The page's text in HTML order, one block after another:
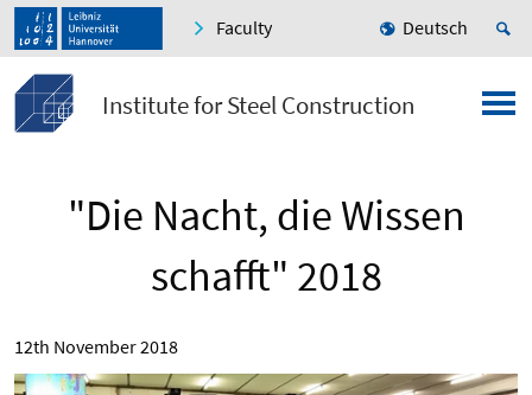
Faculty Deutsch
Institute for Steel Construction
"Die Nacht, die Wissen
schafft" 2018
12th November 2018